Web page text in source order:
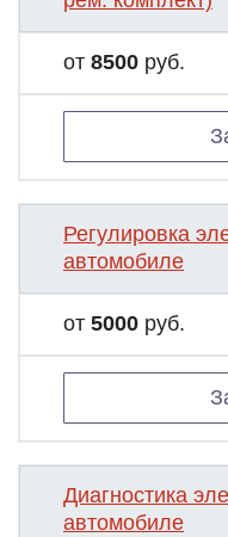
от 8500 руб.
Регулировка
автомобиле
от 5000 руб.
Диагностика
автомобиле